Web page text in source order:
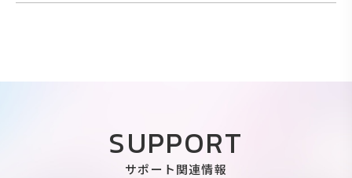
SUPPORT
サポート関連情報